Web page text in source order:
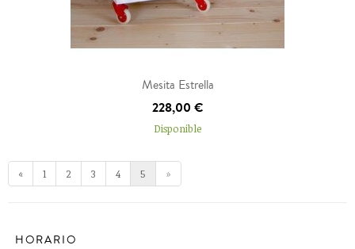
Mesita Estrella
228,00 €
Disponible
« 1 2 3 4 5 »
HORARIO